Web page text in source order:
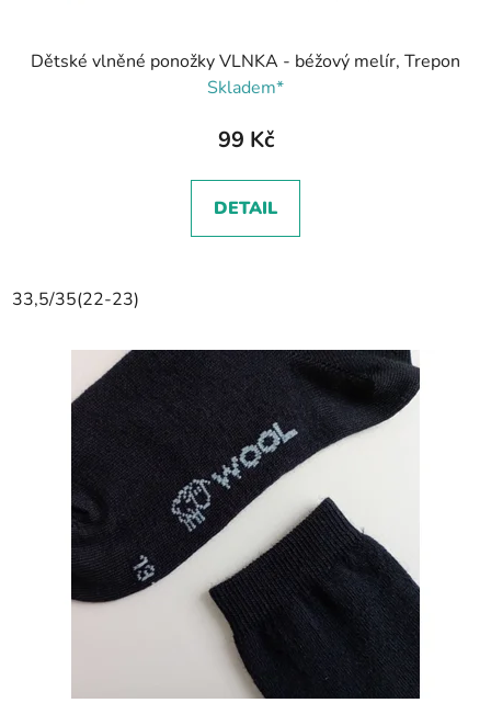
Dětské vlněné ponožky VLNKA - béžový melír, Trepon
Skladem*
99 Kč
DETAIL
33,5/35(22-23)